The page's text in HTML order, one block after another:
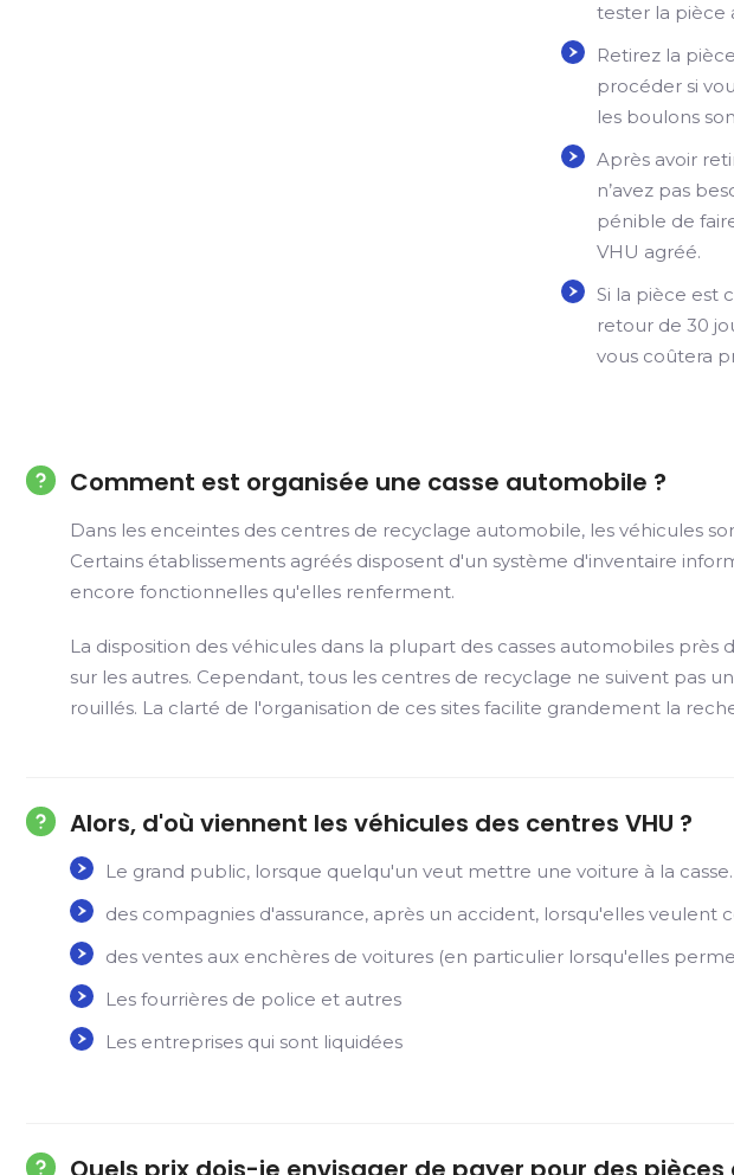
tester la pièce
Retirez la
procéder si
les boulons
Après avoir
n’avez pas
pénible de
VHU agréé.
Si la pièce est
retour de 30
vous coûtera
Comment est organisée une casse automobile ?
Dans les enceintes des centres de recyclage automobile, les véhicules
Certains établissements agréés disposent d'un système d'inventaire
encore fonctionnelles qu'elles renferment.
La disposition des véhicules dans la plupart des casses automobiles
sur les autres. Cependant, tous les centres de recyclage ne suivent
rouillés. La clarté de l'organisation de ces sites facilite grandement la
Alors, d'où viennent les véhicules des centres VHU ?
Le grand public, lorsque quelqu'un veut mettre une voiture à la casse.
des compagnies d'assurance, après un accident, lorsqu'elles veulent
des ventes aux enchères de voitures (en particulier lorsqu'elles
Les fourrières de police et autres
Les entreprises qui sont liquidées